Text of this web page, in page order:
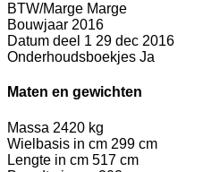
BTW/Marge Marge
Bouwjaar 2016
Datum deel 1 29 dec 2016
Onderhoudsboekjes Ja
Maten en gewichten
Massa 2420 kg
Wielbasis in cm 299 cm
Lengte in cm 517 cm